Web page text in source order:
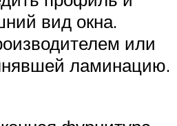
вид окна.
или
ламинацию.